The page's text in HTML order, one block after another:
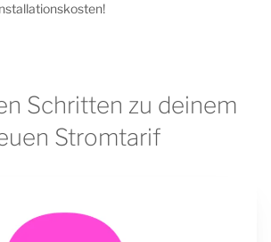
Schritten zu deinem
Stromtarif